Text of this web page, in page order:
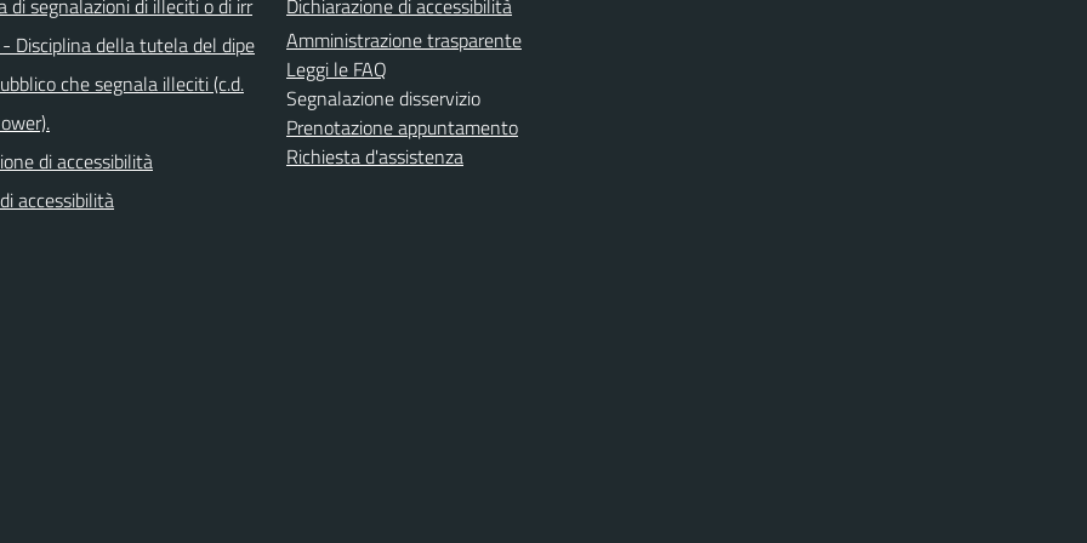
di segnalazioni di illeciti o di irr
Disciplina della tutela del dipe
che segnala illeciti (c.d.
di accessibilità
accessibilità
Dichiarazione di accessibilità
Amministrazione trasparente
Leggi le FAQ
Segnalazione disservizio
Prenotazione appuntamento
Richiesta d'assistenza